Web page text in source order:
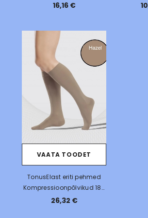
16,16 €
VAATA TOODET
TonusElast eriti pehmed
Kompressioonpõlvikud 18-
21mmHg, UNISEX
26,32 €